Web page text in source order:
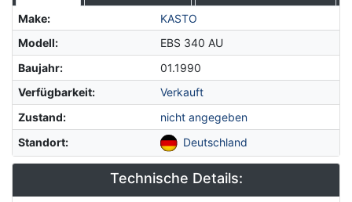
Make:
KASTO
Modell:
EBS 340 AU
Baujahr:
01.1990
Verfügbarkeit:
Verkauft
Zustand:
nicht angegeben
Standort: Deutschland
Technische Details: